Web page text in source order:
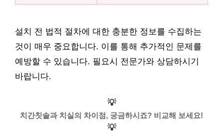
설치 전 법적 절차에 대한 충분한 정보를 수집하는
것이 매우 중요합니다. 이를 통해 추가적인 문제를
예방할 수 있습니다. 필요시 전문가와 상담하시기
바랍니다.
💡
치간칫솔과 치실의 차이점, 궁금하시죠? 비교해 보세요!
💡